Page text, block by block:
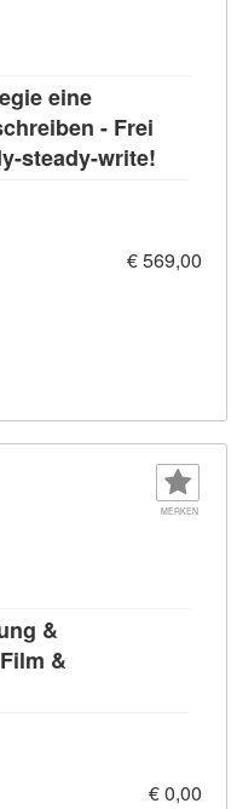
eine
- Frei
steady-write!
€ 569,00
MERKEN
&
&
€ 0,00